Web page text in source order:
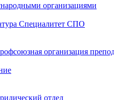
организациями
Специалитет СПО
организация
отдел